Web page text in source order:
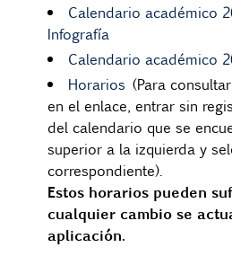
Calendario académico
Infografía
Calendario académico
Horarios (Para
en el enlace, entrar sin
del calendario que se
superior a la izquierda y
correspondiente).
Estos horarios pueden
cualquier cambio se
aplicación.